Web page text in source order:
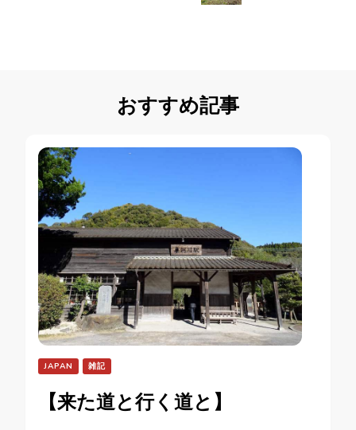
おすすめ記事
JAPAN 雑記
【来た道と行く道と】